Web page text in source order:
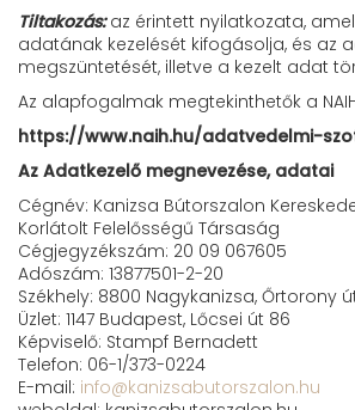
Tiltakozás:az érintett nyilatkozata,
adatának kezelését kifogásolja, és az
megszüntetését, illetve a kezelt adat
Az alapfogalmak megtekinthetők a
https://www.naih.hu/adatvedelmi-
Az Adatkezelő megnevezése, adatai
Cégnév: Kanizsa Bútorszalon
Korlátolt Felelősségű Társaság
Cégjegyzékszám: 20 09 067605
Adószám: 13877501-2-20
Székhely: 8800 Nagykanizsa, Őrtorony
Üzlet: 1147 Budapest, Lőcsei út 86
Képviselő: Stampf Bernadett
Telefon: 06-1/373-0224
E-mail: info@kanizsabutorszalon.hu